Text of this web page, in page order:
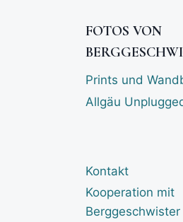
FOTOS VON
Prints und
Allgäu
Kontakt
Kooperation mit
Berggeschwister